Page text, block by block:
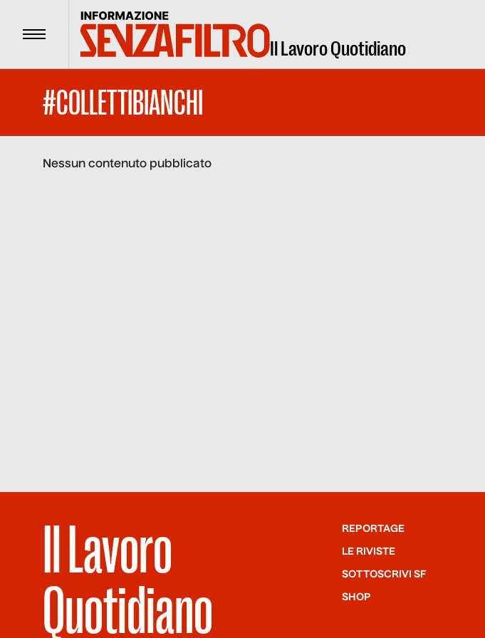
Menu Il Lavoro Quotidiano
#COLLETTIBIANCHI
Nessun contenuto pubblicato
Il Lavoro
Quotidiano
REPORTAGE
LE RIVISTE
SOTTOSCRIVI SF
SHOP